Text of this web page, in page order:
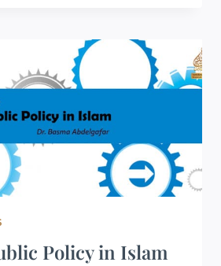
Policy in Islam